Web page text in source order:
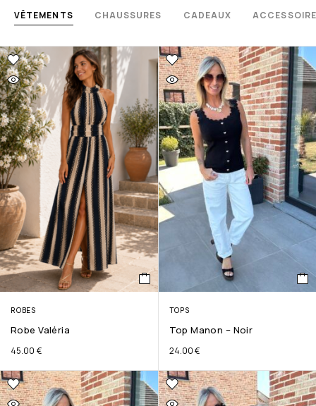
VÊTEMENTS CHAUSSURES CADEAUX
ROBES
Robe Valéria
45.00 €
TOPS
Top Manon – Noir
24.00€